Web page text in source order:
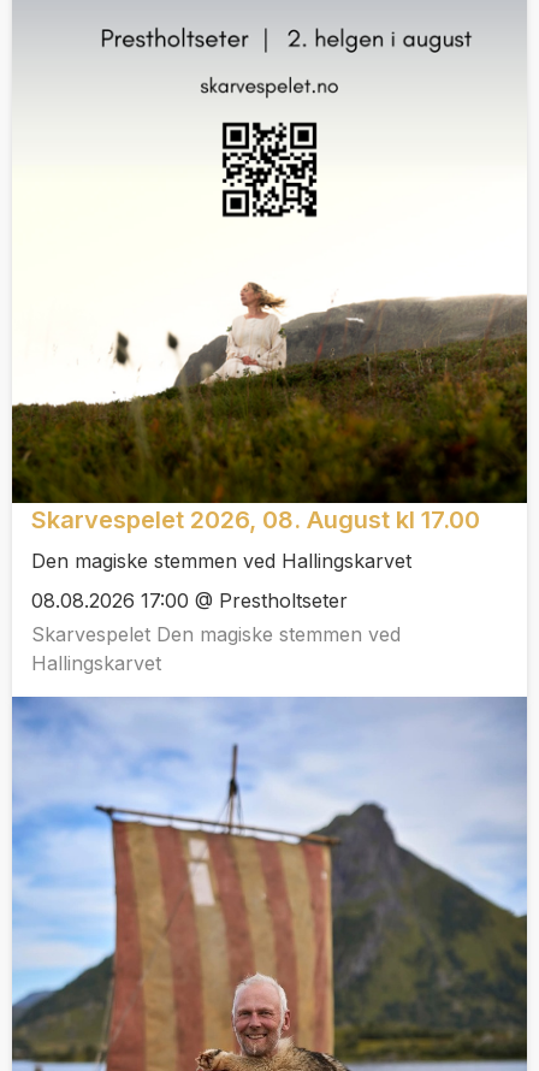
Skarvespelet 2026, 08. August kl 17.00
Den magiske stemmen ved Hallingskarvet
08.08.2026 17:00 @ Prestholtseter
Skarvespelet Den magiske stemmen ved
Hallingskarvet